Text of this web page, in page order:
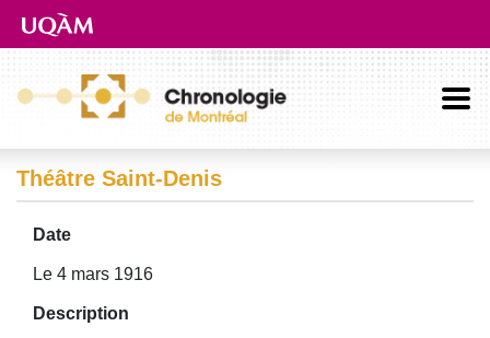
Aller directement au contenu principal
Théâtre Saint-Denis
Date
Le 4 mars 1916
Description